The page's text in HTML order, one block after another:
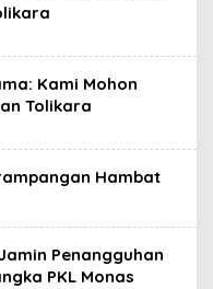
Kami Mohon
Tolikara
Hambat
Penangguhan
PKL Monas